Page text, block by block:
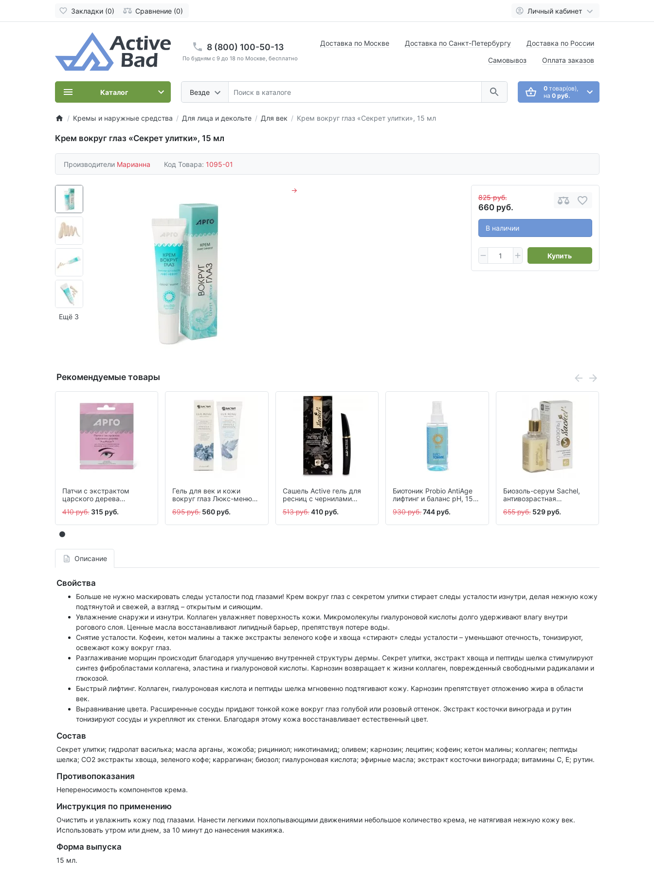
Закладки (0) Сравнение (0) Личный кабинет
8 (800) 100-50-13
По будням с 9 до 18 по Москве, бесплатно
Везде
Доставка по Москве Доставка по Санкт-Петербургу Доставка по России
Самовывоз Оплата заказов
0товар(ов),
на 0 руб.
Каталог
Кремы и наружные средства Для лица и декольте Для век Крем вокруг глаз «Секрет улитки», 15 мл
Крем вокруг глаз «Секрет улитки», 15 мл
Производители Марианна Код Товара: 1095-01
Ещё 3
825 руб.
660 руб.
В наличии
Купить
→
Рекомендуемые товары
Патчи с экстрактом
царского дерева
410 руб. 315 руб.
Гель для век и кожи
вокруг глаз Люкс-меню
эластичность, 20 мл
695 руб. 560 руб.
Сашель Active гель для
ресниц с чернилами
513 руб.410 руб.
Биотоник Probio AntiAge
лифтинг и баланс pH, 150
930 руб.744 руб.
Биозоль-серум Sachel,
антивозрастная
655 руб. 529 руб.
Описание
Свойства
Больше не нужно маскировать следы усталости под глазами! Крем вокруг глаз с секретом улитки стирает следы усталости изнутри, делая нежную кожу
подтянутой и свежей, а взгляд – открытым и сияющим.
Увлажнение снаружи и изнутри. Коллаген увлажняет поверхность кожи. Микромолекулы гиалуроновой кислоты долго удерживают влагу внутри
рогового слоя. Ценные масла восстанавливают липидный барьер, препятствуя потере воды.
Снятие усталости. Кофеин, кетон малины а также экстракты зеленого кофе и хвоща «стирают» следы усталости – уменьшают отечность, тонизируют,
освежают кожу вокруг глаз.
Разглаживание морщин происходит благодаря улучшению внутренней структуры дермы. Секрет улитки, экстракт хвоща и пептиды шелка стимулируют
синтез фибробластами коллагена, эластина и гиалуроновой кислоты. Карнозин возвращает к жизни коллаген, поврежденный свободными радикалами и
глюкозой.
Быстрый лифтинг. Коллаген, гиалуроновая кислота и пептиды шелка мгновенно подтягивают кожу. Карнозин препятствует отложению жира в области
век.
Выравнивание цвета. Расширенные сосуды придают тонкой коже вокруг глаз голубой или розовый оттенок. Экстракт косточки винограда и рутин
тонизируют сосуды и укрепляют их стенки. Благодаря этому кожа восстанавливает естественный цвет.
Состав
Секрет улитки; гидролат василька; масла арганы, жожоба; рициниол; никотинамид; оливем; карнозин; лецитин; кофеин; кетон малины; коллаген; пептиды
шелка; СО2 экстракты хвоща, зеленого кофе; каррагинан; биозол; гиалуроновая кислота; эфирные масла; экстракт косточки винограда; витамины С, Е; рутин.
Противопоказания
Непереносимость компонентов крема.
Инструкция по применению
Очистить и увлажнить кожу под глазами. Нанести легкими похлопывающими движениями небольшое количество крема, не натягивая нежную кожу век.
Использовать утром или днем, за 10 минут до нанесения макияжа.
Форма выпуска
15 мл.